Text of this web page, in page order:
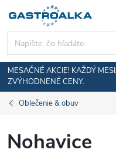
obsah
MESAČNÉ AKCIE! KAŽDÝ
ZVÝHODNENÉ CENY.
Oblečenie & obuv
Nohavice